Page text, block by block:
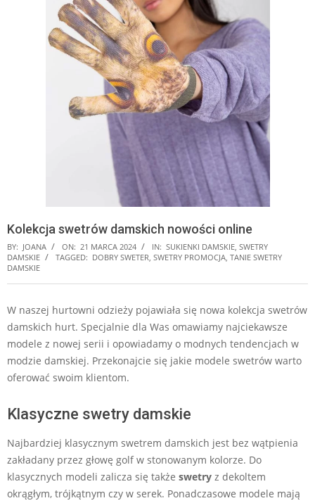
Kolekcja swetrów damskich nowości online
BY: JOANA ON: 21 MARCA 2024 IN: SUKIENKI DAMSKIE, SWETRY
DAMSKIE
TAGGED: DOBRY SWETER, SWETRY PROMOCJA, TANIE SWETRY
DAMSKIE
W naszej hurtowni odzieży pojawiała się nowa kolekcja swetrów
damskich hurt. Specjalnie dla Was omawiamy najciekawsze
modele z nowej serii i opowiadamy o modnych tendencjach w
modzie damskiej. Przekonajcie się jakie modele swetrów warto
oferować swoim klientom.
Klasyczne swetry damskie
Najbardziej klasycznym swetrem damskich jest bez wątpienia
zakładany przez głowę golf w stonowanym kolorze. Do
klasycznych modeli zalicza się także swetry z dekoltem
okrągłym, trójkątnym czy w serek. Ponadczasowe modele mają